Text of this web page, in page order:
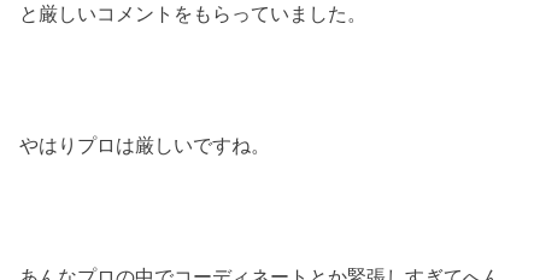
と厳しいコメントをもらっていました。
やはりプロは厳しいですね。